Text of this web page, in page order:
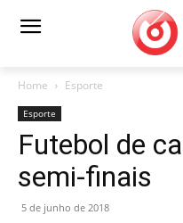
Home Esporte
Esporte
Futebol de
semi-finais
5 de junho de 2018